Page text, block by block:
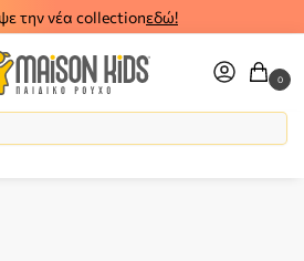
την νέα collectionεδώ!
0